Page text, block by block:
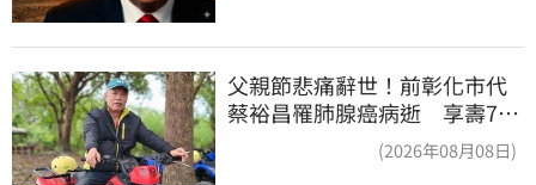
父親節悲痛辭世！前彰化市代
蔡裕昌罹肺腺癌病逝 享壽71
(2026年08月08日)